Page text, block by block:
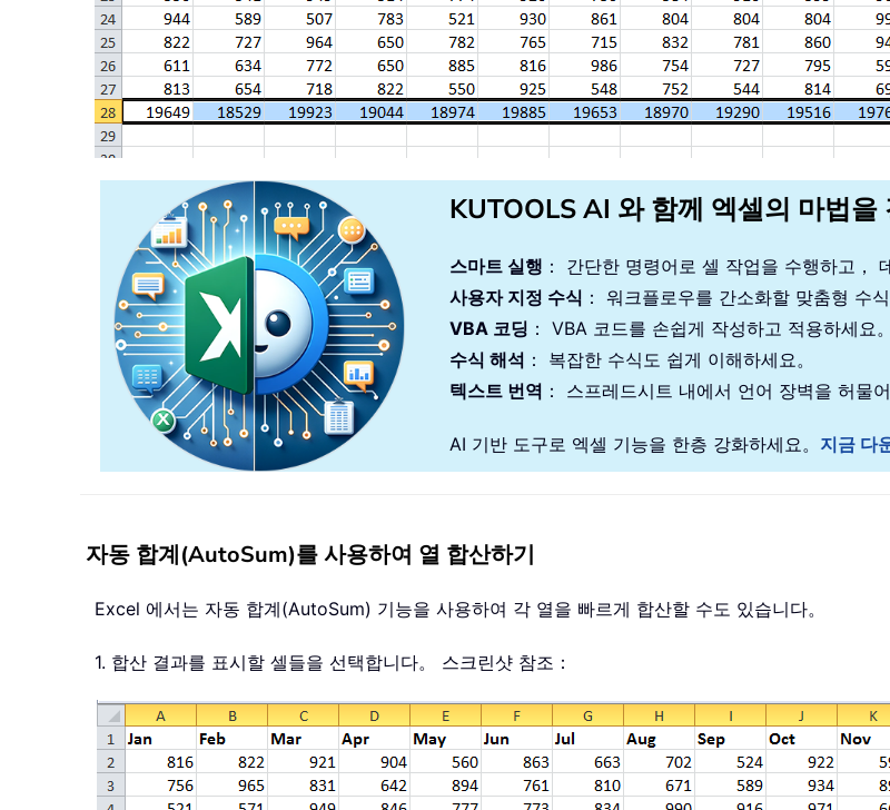
KUTOOLS AI 와 함께 엑셀의 마법을
스마트 실행 ： 간단한 명령어로 셀 작업을 수행하고，
사용자 지정 수식 ： 워크플로우를 간소화할 맞춤형 수
VBA 코딩 ： VBA 코드를 손쉽게 작성하고 적용하세요。
수식 해석 ： 복잡한 수식도 쉽게 이해하세요。
텍스트 번역 ： 스프레드시트 내에서 언어 장벽을 허물어
AI 기반 도구로 엑셀 기능을 한층 강화하세요。 지금 다
자동 합계(AutoSum)를 사용하여 열 합산하기
Excel 에서는 자동 합계(AutoSum) 기능을 사용하여 각 열을 빠르게 합산할 수도 있습니다。
1. 합산 결과를 표시할 셀들을 선택합니다。 스크린샷 참조：